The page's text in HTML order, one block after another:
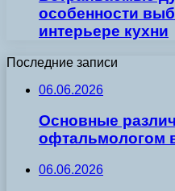
особенности
интерьере кухни
Последние записи
06.06.2026
Основные
офтальмологом
06.06.2026